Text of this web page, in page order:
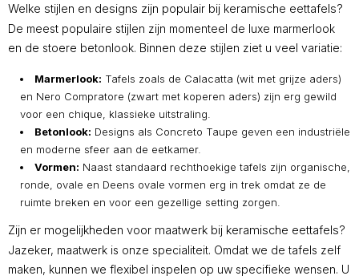
Welke stijlen en designs zijn populair bij keramische eettafels?
De meest populaire stijlen zijn momenteel de luxe marmerlook
en de stoere betonlook. Binnen deze stijlen ziet u veel variatie:
Marmerlook: Tafels zoals de Calacatta (wit met grijze aders)
en Nero Compratore (zwart met koperen aders) zijn erg gewild
voor een chique, klassieke uitstraling.
Betonlook: Designs als Concreto Taupe geven een industriële
en moderne sfeer aan de eetkamer.
Vormen: Naast standaard rechthoekige tafels zijn organische,
ronde, ovale en Deens ovale vormen erg in trek omdat ze de
ruimte breken en voor een gezellige setting zorgen.
Zijn er mogelijkheden voor maatwerk bij keramische eettafels?
Jazeker, maatwerk is onze specialiteit. Omdat we de tafels zelf
maken, kunnen we flexibel inspelen op uw specifieke wensen. U